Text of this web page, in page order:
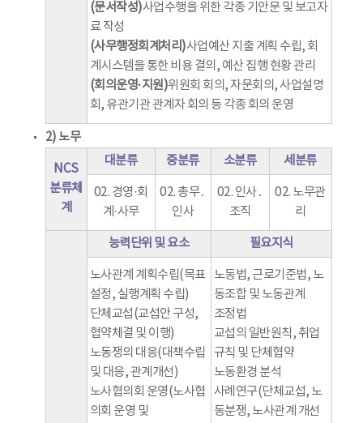
(문서작성)사업수행을 위한 각종 기안문 및 보고자
료 작성
(사무행정회계처리)사업예산 지출 계획 수립, 회
계시스템을 통한 비용 결의, 예산 집행 현황 관리
(회의운영·지원)위원회 회의, 자문회의, 사업설명
회, 유관기관 관계자 회의 등 각종 회의 운영
2) 노무
NCS
분류체
계
대분류 중분류 소분류 세분류
02. 경영·회
계·사무
02. 총무․
인사
02. 인사․
조직
02. 노무관
리
능력단위 및 요소 필요지식
노사관계 계획수립(목표
설정, 실행계획 수립)
단체교섭(교섭안 구성,
협약체결 및 이행)
노동쟁의 대응(대책수립
및 대응, 관계개선)
노사협의회 운영(노사협
의회 운영 및
노동법, 근로기준법, 노
동조합 및 노동관계
조정법
교섭의 일반원칙, 취업
규칙 및 단체협약
노동환경 분석
사례연구(단체교섭, 노
동분쟁, 노사관계 개선